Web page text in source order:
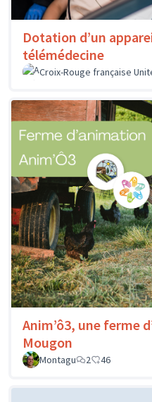
Dotation d’un
télémédecine
Croix-Rouge française
Anim’ô3, une ferme
Mougon
Montagu
2 46